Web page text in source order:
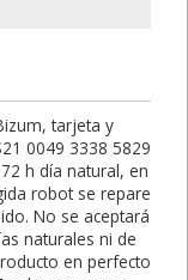
tarjeta y
0049 3338 5829
h día natural, en
robot se repare
No se aceptará
naturales ni de
en perfecto